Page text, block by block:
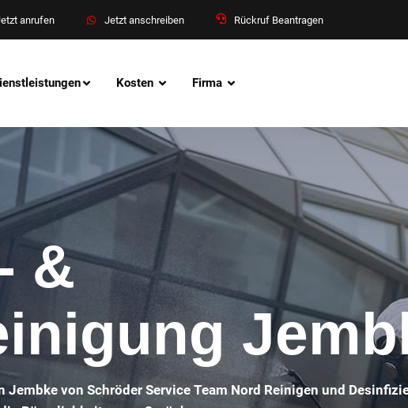
anrufen Jetzt anschreiben Rückruf Beantragen
Kosten Firma
&
von Schröder Service Team Nord Reinigen und